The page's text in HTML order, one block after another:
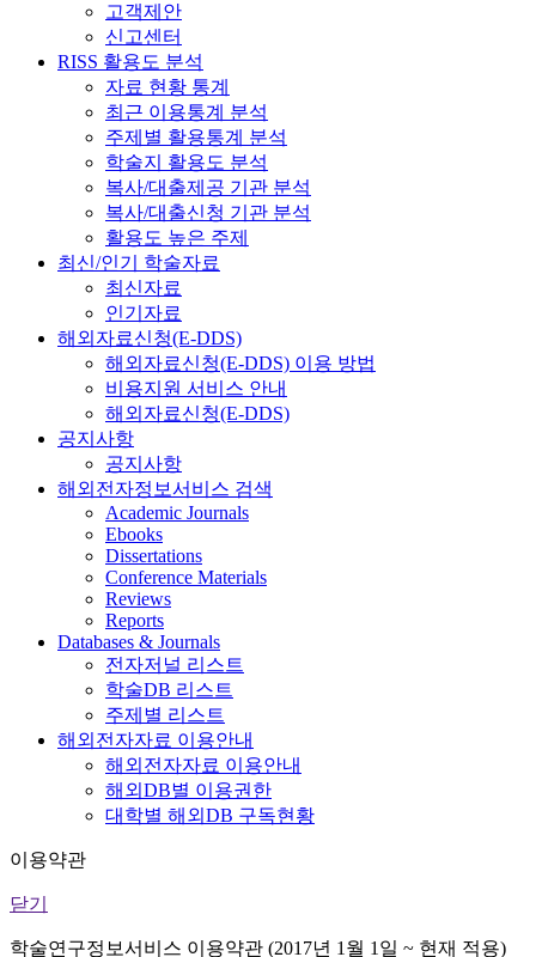
고객제안
신고센터
RISS 활용도 분석
자료 현황 통계
최근 이용통계 분석
주제별 활용통계 분석
학술지 활용도 분석
복사/대출제공 기관 분석
복사/대출신청 기관 분석
활용도 높은 주제
최신/인기 학술자료
최신자료
인기자료
해외자료신청(E-DDS)
해외자료신청(E-DDS) 이용 방법
비용지원 서비스 안내
해외자료신청(E-DDS)
공지사항
공지사항
해외전자정보서비스 검색
Academic Journals
Ebooks
Dissertations
Conference Materials
Reviews
Reports
Databases & Journals
전자저널 리스트
학술DB 리스트
주제별 리스트
해외전자자료 이용안내
해외전자자료 이용안내
해외DB별 이용권한
대학별 해외DB 구독현황
이용약관
닫기
학술연구정보서비스 이용약관 (2017년 1월 1일 ~ 현재 적용)